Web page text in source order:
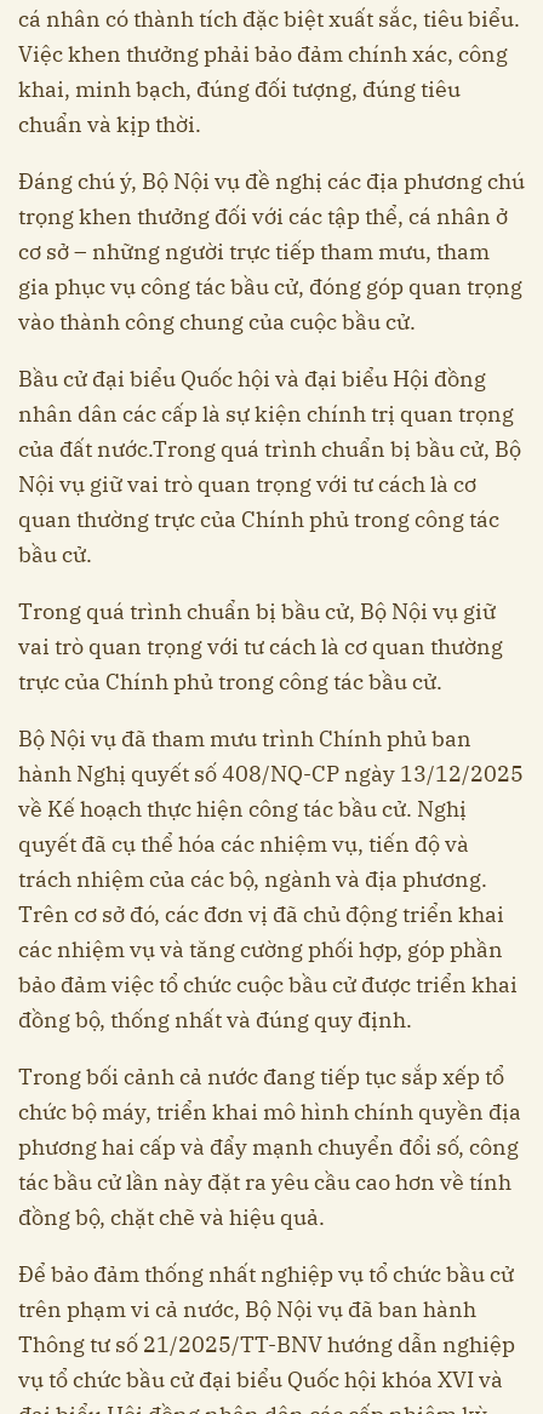
cá nhân có thành tích đặc biệt xuất sắc, tiêu biểu.
Việc khen thưởng phải bảo đảm chính xác, công
khai, minh bạch, đúng đối tượng, đúng tiêu
chuẩn và kịp thời.
Đáng chú ý, Bộ Nội vụ đề nghị các địa phương chú
trọng khen thưởng đối với các tập thể, cá nhân ở
cơ sở – những người trực tiếp tham mưu, tham
gia phục vụ công tác bầu cử, đóng góp quan trọng
vào thành công chung của cuộc bầu cử.
Bầu cử đại biểu Quốc hội và đại biểu Hội đồng
nhân dân các cấp là sự kiện chính trị quan trọng
của đất nước.Trong quá trình chuẩn bị bầu cử, Bộ
Nội vụ giữ vai trò quan trọng với tư cách là cơ
quan thường trực của Chính phủ trong công tác
bầu cử.
Trong quá trình chuẩn bị bầu cử, Bộ Nội vụ giữ
vai trò quan trọng với tư cách là cơ quan thường
trực của Chính phủ trong công tác bầu cử.
Bộ Nội vụ đã tham mưu trình Chính phủ ban
hành Nghị quyết số 408/NQ-CP ngày 13/12/2025
về Kế hoạch thực hiện công tác bầu cử. Nghị
quyết đã cụ thể hóa các nhiệm vụ, tiến độ và
trách nhiệm của các bộ, ngành và địa phương.
Trên cơ sở đó, các đơn vị đã chủ động triển khai
các nhiệm vụ và tăng cường phối hợp, góp phần
bảo đảm việc tổ chức cuộc bầu cử được triển khai
đồng bộ, thống nhất và đúng quy định.
Trong bối cảnh cả nước đang tiếp tục sắp xếp tổ
chức bộ máy, triển khai mô hình chính quyền địa
phương hai cấp và đẩy mạnh chuyển đổi số, công
tác bầu cử lần này đặt ra yêu cầu cao hơn về tính
đồng bộ, chặt chẽ và hiệu quả.
Để bảo đảm thống nhất nghiệp vụ tổ chức bầu cử
trên phạm vi cả nước, Bộ Nội vụ đã ban hành
Thông tư số 21/2025/TT-BNV hướng dẫn nghiệp
vụ tổ chức bầu cử đại biểu Quốc hội khóa XVI và